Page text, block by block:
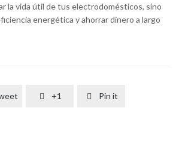
la vida útil de tus electrodomésticos, sino
energética y ahorrar dinero a largo
 +1  Pin it